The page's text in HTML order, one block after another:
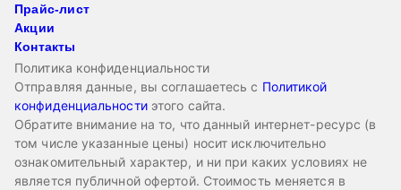
Прайс-лист
Акции
Контакты
Политика конфиденциальности
Отправляя данные, вы соглашаетесь с Политикой
конфиденциальностиэтого сайта.
Обратите внимание на то, что данный интернет-ресурс (в
том числе указанные цены) носит исключительно
ознакомительный характер, и ни при каких условиях не
является публичной офертой. Стоимость меняется в